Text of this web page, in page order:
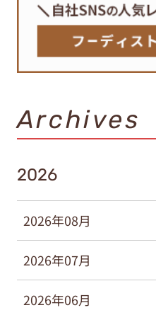
Archives
2026
2026年08月
2026年07月
2026年06月